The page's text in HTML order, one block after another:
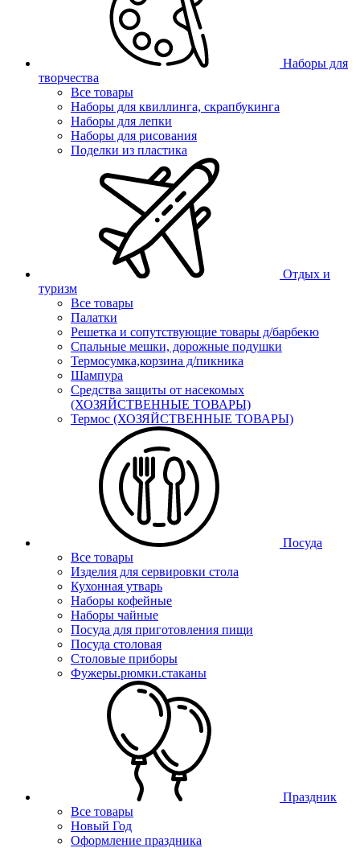
Наборы для
творчества
Все товары
Наборы для квиллинга, скрапбукинга
Наборы для лепки
Наборы для рисования
Поделки из пластика
Отдых и
туризм
Все товары
Палатки
Решетка и сопутствующие товары д/барбекю
Спальные мешки, дорожные подушки
Термосумка,корзина д/пикника
Шампура
Средства защиты от насекомых
(ХОЗЯЙСТВЕННЫЕ ТОВАРЫ)
Термос (ХОЗЯЙСТВЕННЫЕ ТОВАРЫ)
Посуда
Все товары
Изделия для сервировки стола
Кухонная утварь
Наборы кофейные
Наборы чайные
Посуда для приготовления пищи
Посуда столовая
Столовые приборы
Фужеры.рюмки.стаканы
Праздник
Все товары
Новый Год
Оформление праздника